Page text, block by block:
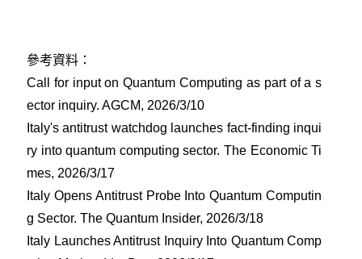
參考資料：
Call for input on Quantum Computing as part of a s
ector inquiry. AGCM, 2026/3/10
Italy's antitrust watchdog launches fact‑finding inqui
ry into quantum computing sector. The Economic Ti
mes, 2026/3/17
Italy Opens Antitrust Probe Into Quantum Computin
g Sector. The Quantum Insider, 2026/3/18
Italy Launches Antitrust Inquiry Into Quantum Comp